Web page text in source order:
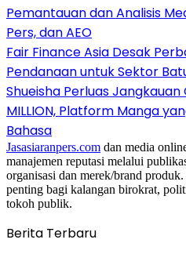
Pemantauan dan Analisis
Pers, dan AEO
Fair Finance Asia Desak
Pendanaan untuk Sektor
Shueisha Perluas
MILLION, Platform Manga
Bahasa
Jasasiaranpers.com dan media
manajemen reputasi melalui
organisasi dan merek/brand
penting bagi kalangan birokrat,
tokoh publik.
Berita Terbaru